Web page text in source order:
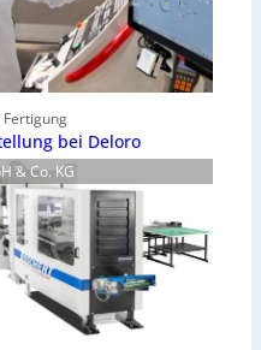
bei Deloro
& Co. KG